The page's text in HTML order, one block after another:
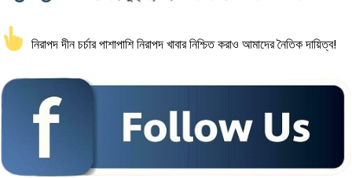
নিরাপদ দীন চর্চার পাশাপাশি নিরাপদ খাবার নিশ্চিত করাও আমাদের নৈতিক দায়িত্ব!